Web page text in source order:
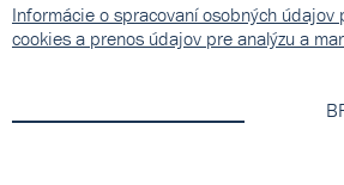
Informácie o spracovaní osobných údajov
cookies a prenos údajov pre analýzu a